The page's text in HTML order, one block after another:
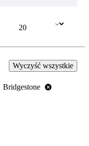
Wyczyść wszystkie
Bridgestone